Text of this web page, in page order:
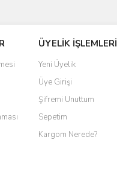
ÜYELİK İŞLEMLERİ
Yeni Üyelik
Üye Girişi
Şifremi Unuttum
Sepetim
Kargom Nerede?